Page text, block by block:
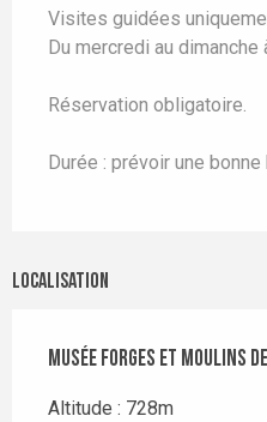
Visites guidées
Du mercredi au dimanche
Réservation obligatoire.
Durée : prévoir une bonne
Localisation
Musée Forges et Moulins
Altitude : 728m